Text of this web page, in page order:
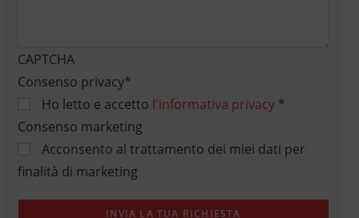
CAPTCHA
Consenso privacy*
Ho letto e accetto l'informativa privacy*
Consenso marketing
Acconsento al trattamento dei miei dati per
finalità di marketing